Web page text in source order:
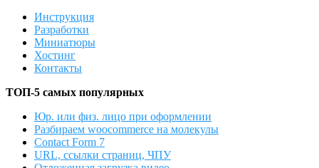
Инструкция
Разработки
Миниатюры
Хостинг
Контакты
ТОП-5 самых популярных
Юр. или физ. лицо при оформлении
Разбираем woocommerce на молекулы
Contact Form 7
URL, ссылки страниц, ЧПУ